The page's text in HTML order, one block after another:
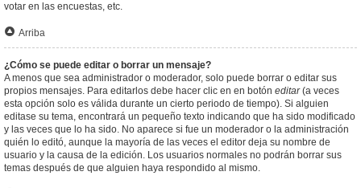
votar en las encuestas, etc.
Arriba
¿Cómo se puede editar o borrar un mensaje?
A menos que sea administrador o moderador, solo puede borrar o editar sus
propios mensajes. Para editarlos debe hacer clic en en botón editar(a veces
esta opción solo es válida durante un cierto periodo de tiempo). Si alguien
editase su tema, encontrará un pequeño texto indicando que ha sido modificado
y las veces que lo ha sido. No aparece si fue un moderador o la administración
quién lo editó, aunque la mayoría de las veces el editor deja su nombre de
usuario y la causa de la edición. Los usuarios normales no podrán borrar sus
temas después de que alguien haya respondido al mismo.